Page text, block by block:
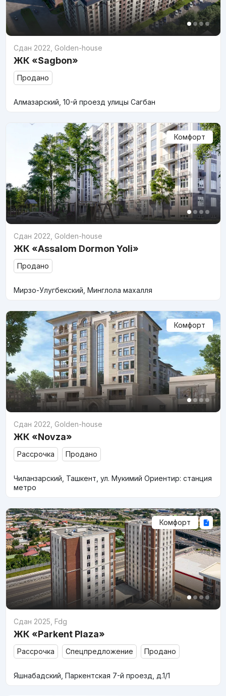
Сдан 2022 Golden-house
ЖК «Sagbon»
Продано
Алмазарский, 10-й проезд улицы Сагбан
Комфорт
Сдан 2022 Golden-house
ЖК «Assalom Dormon Yoli»
Продано
Мирзо-Улугбекский, Минглола махалля
Комфорт
Сдан 2022 Golden-house
ЖК «Novza»
Рассрочка Продано
Чиланзарский, Ташкент, ул. Мукимий Ориентир: станция
метро
Комфорт
Сдан 2025 Fdg
ЖК «Parkent Plaza»
Рассрочка Спецпредложение Продано
Яшнабадский, Паркентская 7-й проезд, д.1/1